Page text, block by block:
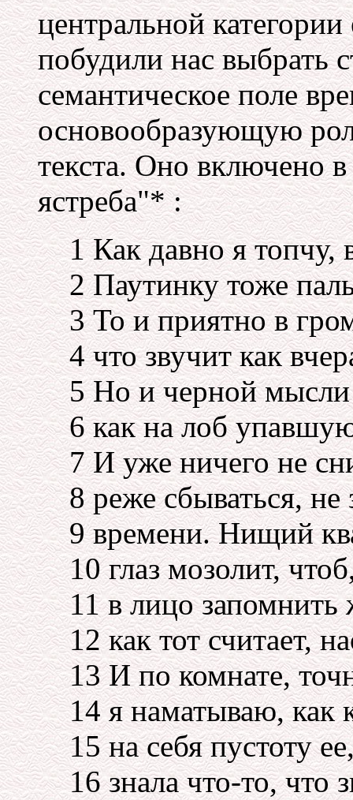
центральной категории
побудили нас выбрать
семантическое поле
основообразующую
текста. Оно включено
ястреба"* :
1 Как давно я топчу,
2 Паутинку тоже
3 То и приятно в
4 что звучит как
5 Но и черной мысли
6 как на лоб
7 И уже ничего не
8 реже сбываться, не
9 времени. Нищий
10 глаз мозолит,
11 в лицо запомнить
12 как тот считает,
13 И по комнате,
14 я наматываю, как
15 на себя пустоту
16 знала что-то, что